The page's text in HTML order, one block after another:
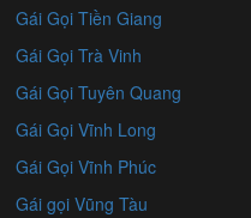
Gái Gọi Tiền Giang
Gái Gọi Trà Vinh
Gái Gọi Tuyên Quang
Gái Gọi Vĩnh Long
Gái Gọi Vĩnh Phúc
Gái gọi Vũng Tàu